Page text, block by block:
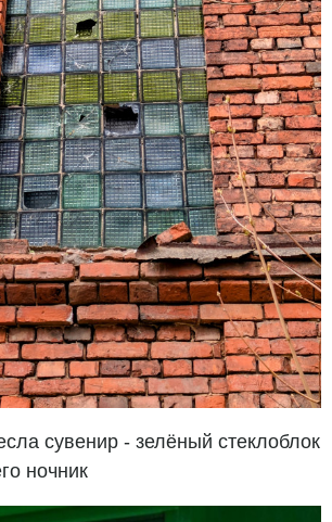
сувенир - зелёный стеклоблок
ночник